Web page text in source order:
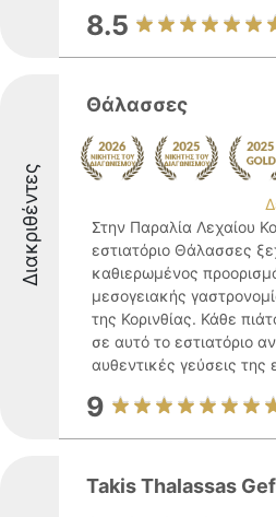
8.5
Διακριθέντες
Θάλασσες
Στην Παραλία Λεχαίου
εστιατόριο Θάλασσες
καθιερωμένος
μεσογειακής
της Κορινθίας. Κάθε
σε αυτό το εστιατόριο
αυθεντικές γεύσεις της
9
Takis Thalassas